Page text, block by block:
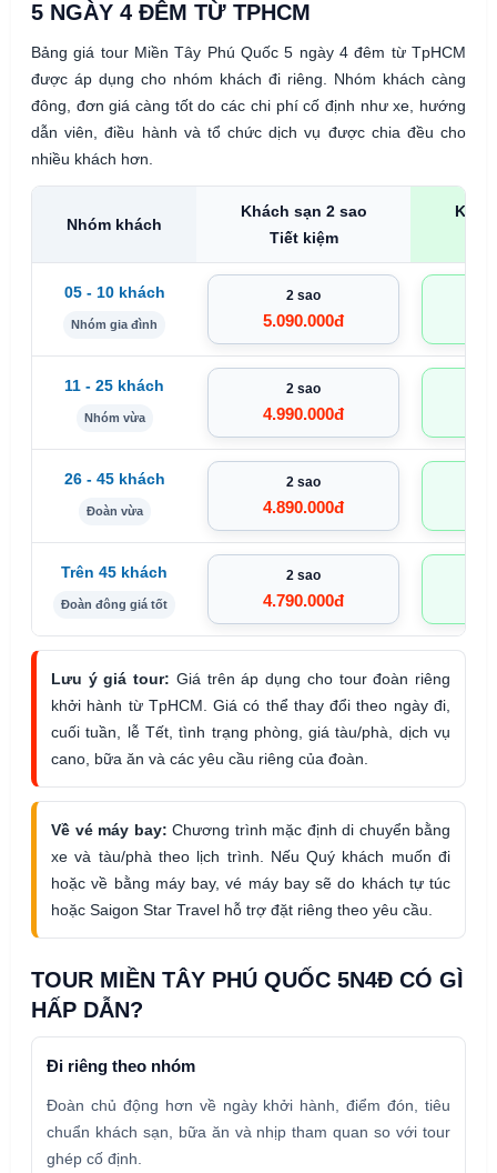
5 NGÀY 4 ĐÊM TỪ TPHCM
Bảng giá tour Miền Tây Phú Quốc 5 ngày 4 đêm từ TpHCM
được áp dụng cho nhóm khách đi riêng. Nhóm khách càng
đông, đơn giá càng tốt do các chi phí cố định như xe, hướng
dẫn viên, điều hành và tổ chức dịch vụ được chia đều cho
nhiều khách hơn.
Nhóm khách
Khách sạn 2 sao
Tiết kiệm
05 - 10 khách
Nhóm gia đình
2 sao
5.090.000đ
11 - 25 khách
Nhóm vừa
2 sao
4.990.000đ
26 - 45 khách
Đoàn vừa
2 sao
4.890.000đ
Trên 45 khách
Đoàn đông giá tốt
2 sao
4.790.000đ
Lưu ý giá tour: Giá trên áp dụng cho tour đoàn riêng
khởi hành từ TpHCM. Giá có thể thay đổi theo ngày đi,
cuối tuần, lễ Tết, tình trạng phòng, giá tàu/phà, dịch vụ
cano, bữa ăn và các yêu cầu riêng của đoàn.
Về vé máy bay: Chương trình mặc định di chuyển bằng
xe và tàu/phà theo lịch trình. Nếu Quý khách muốn đi
hoặc về bằng máy bay, vé máy bay sẽ do khách tự túc
hoặc Saigon Star Travel hỗ trợ đặt riêng theo yêu cầu.
TOUR MIỀN TÂY PHÚ QUỐC 5N4Đ CÓ GÌ
HẤP DẪN?
Đi riêng theo nhóm
Đoàn chủ động hơn về ngày khởi hành, điểm đón, tiêu
chuẩn khách sạn, bữa ăn và nhịp tham quan so với tour
ghép cố định.